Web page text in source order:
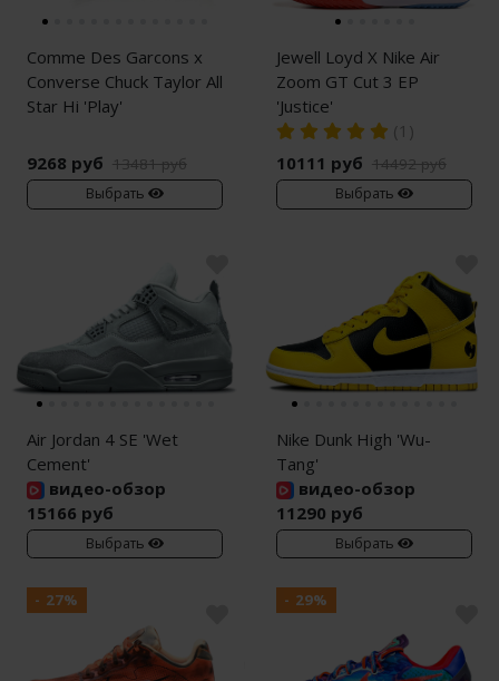
Comme Des Garcons x
Converse Chuck Taylor All
Star Hi 'Play'
9268 руб 13481 руб
Выбрать
Jewell Loyd X Nike Air
Zoom GT Cut 3 EP
'Justice'
(1)
10111 руб 14492 руб
Выбрать
Air Jordan 4 SE 'Wet
Cement'
видео-обзор
15166 руб
Выбрать
Nike Dunk High 'Wu-
Tang'
видео-обзор
11290 руб
Выбрать
- 27% - 29%